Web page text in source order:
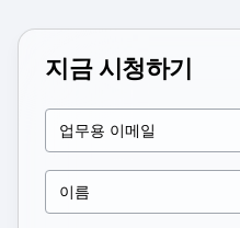
AI
AI Agents
AI Feedback
Agent Analytics
Early Access Program
Solutions
Industry
Resources
지금 시청하기